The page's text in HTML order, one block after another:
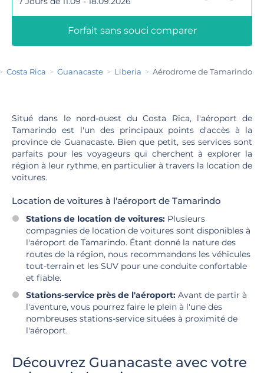
Forfait sans souci comparer
Costa Rica Guanacaste Liberia Aérodrome de Tamarindo
Situé dans le nord-ouest du Costa Rica, l'aéroport de
Tamarindo est l'un des principaux points d'accès à la
province de Guanacaste. Bien que petit, ses services sont
parfaits pour les voyageurs qui cherchent à explorer la
région à leur rythme, en particulier à travers la location de
voitures.
Location de voitures à l'aéroport de Tamarindo
Stations de location de voitures: Plusieurs
compagnies de location de voitures sont disponibles à
l'aéroport de Tamarindo. Étant donné la nature des
routes de la région, nous recommandons les véhicules
tout-terrain et les SUV pour une conduite confortable
et fiable.
Stations-service près de l'aéroport: Avant de partir à
l'aventure, vous pourrez faire le plein à l'une des
nombreuses stations-service situées à proximité de
l'aéroport.
Découvrez Guanacaste avec votre